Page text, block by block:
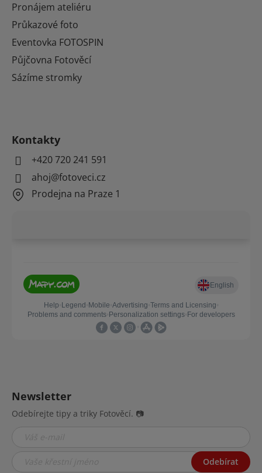
Pronájem ateliéru
Průkazové foto
Eventovka FOTOSPIN
Půjčovna Fotověcí
Sázíme stromky
Kontakty
+420 720 241 591
ahoj@fotoveci.cz
Prodejna na Praze 1
Newsletter
Odebírejte tipy a triky Fotověcí. 📷
Odebírat